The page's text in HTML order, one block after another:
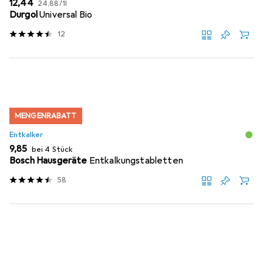
EUR
12,44 24,88/1l
DurgolUniversal Bio
12
MENGENRABATT
Entkalker
EUR
9,85 bei 4 Stück
Bosch Hausgeräte Entkalkungstabletten
58